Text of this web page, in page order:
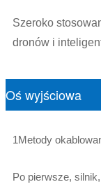
Szeroko
dronów i
Oś wyjściowa
1Metody
Po pierwsze,